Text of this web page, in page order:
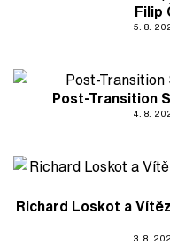
Filip
5. 8.
Post-Transition
4. 8.
Richard Loskot a
3. 8.